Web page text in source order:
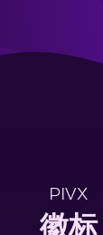
PIVX
徽标